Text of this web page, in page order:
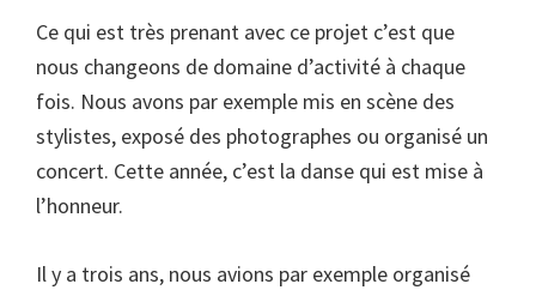
Ce qui est très prenant avec ce projet c’est que
nous changeons de domaine d’activité à chaque
fois. Nous avons par exemple mis en scène des
stylistes, exposé des photographes ou organisé un
concert. Cette année, c’est la danse qui est mise à
l’honneur.
Il y a trois ans, nous avions par exemple organisé